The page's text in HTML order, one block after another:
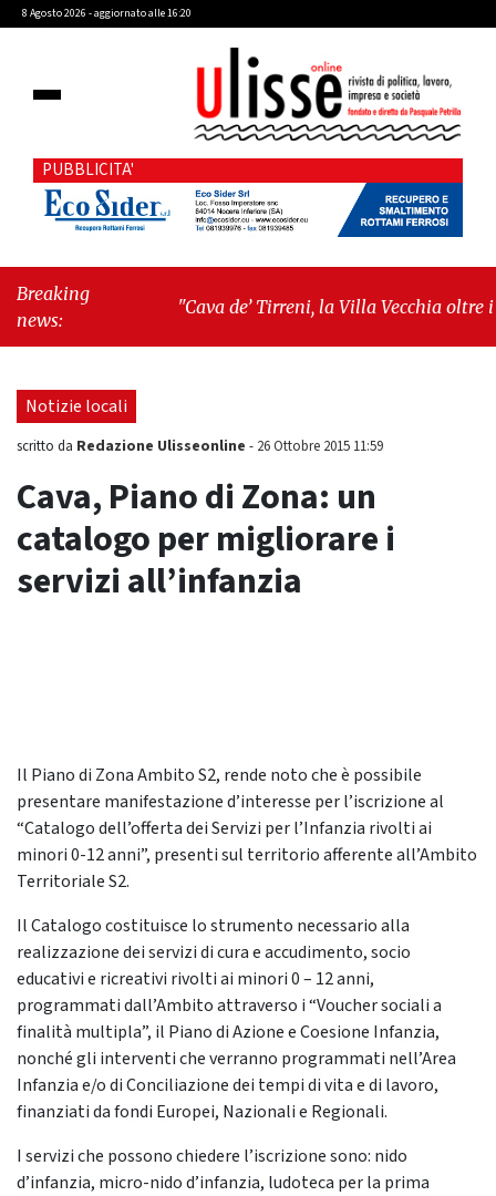
8 Agosto 2026 - aggiornato alle 16:20
PUBBLICITA'
Breaking
news:
"Cava de’ Tirreni, la Villa Vecchia oltre i
Fratellanza sull'ultima seduta consiliare:
Notizie locali
scritto da Redazione Ulisseonline - 26 Ottobre 2015 11:59
Cava, Piano di Zona: un
catalogo per migliorare i
servizi all’infanzia
Il Piano di Zona Ambito S2, rende noto che è possibile
presentare manifestazione d’interesse per l’iscrizione al
“Catalogo dell’offerta dei Servizi per l’Infanzia rivolti ai
minori 0-12 anni”, presenti sul territorio afferente all’Ambito
Territoriale S2.
Il Catalogo costituisce lo strumento necessario alla
realizzazione dei servizi di cura e accudimento, socio
educativi e ricreativi rivolti ai minori 0 – 12 anni,
programmati dall’Ambito attraverso i “Voucher sociali a
finalità multipla”, il Piano di Azione e Coesione Infanzia,
nonché gli interventi che verranno programmati nell’Area
Infanzia e/o di Conciliazione dei tempi di vita e di lavoro,
finanziati da fondi Europei, Nazionali e Regionali.
I servizi che possono chiedere l’iscrizione sono: nido
d’infanzia, micro-nido d’infanzia, ludoteca per la prima